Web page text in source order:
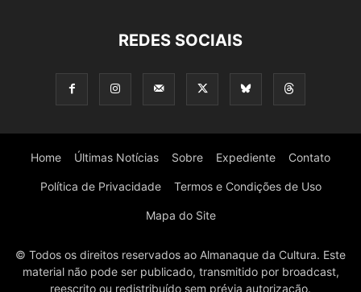
REDES SOCIAIS
Home Últimas Notícias Sobre Expediente Contato
Política de Privacidade Termos e Condições de Uso
Mapa do Site
© Todos os direitos reservados ao Almanaque da Cultura. Este
material não pode ser publicado, transmitido por broadcast,
reescrito ou redistribuído sem prévia autorização.